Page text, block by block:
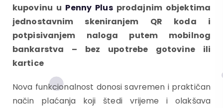
kupovinu u Penny Plusprodajnim objektima
jednostavnim skeniranjem QR koda i
potpisivanjem naloga putem mobilnog
bankarstva – bez upotrebe gotovine ili
kartice
Nova funkcionalnost donosi savremen i praktičan
način plaćanja koji štedi vrijeme i olakšava